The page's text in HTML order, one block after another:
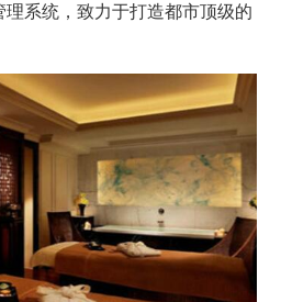
系统，致力于打造都市顶级的